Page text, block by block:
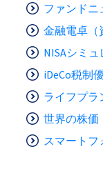
ファンドニ
金融電卓（
NISAシミ
iDeCo税制
ライフプラ
世界の株価
スマートフ